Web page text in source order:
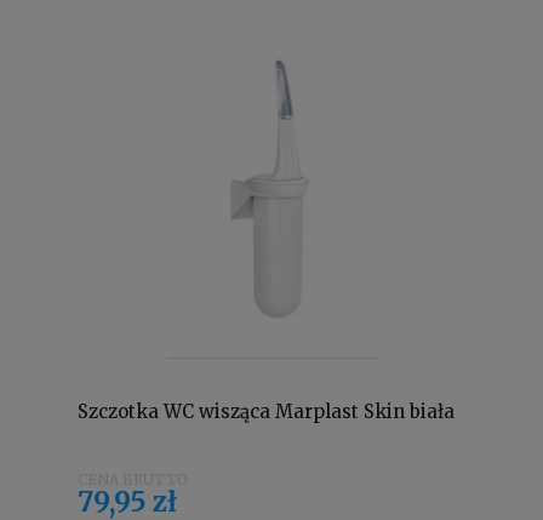
Szczotka WC wisząca Marplast Skin biała
79,95 zł